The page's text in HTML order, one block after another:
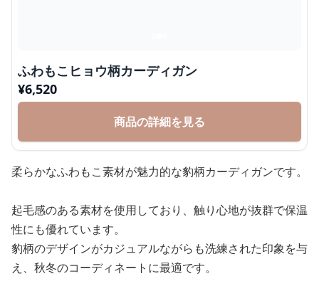
ふわもこヒョウ柄カーディガン
¥6,520
商品の詳細を見る
柔らかなふわもこ素材が魅力的な豹柄カーディガンです。
起毛感のある素材を使用しており、触り心地が抜群で保温
性にも優れています。
豹柄のデザインがカジュアルながらも洗練された印象を与
え、秋冬のコーディネートに最適です。